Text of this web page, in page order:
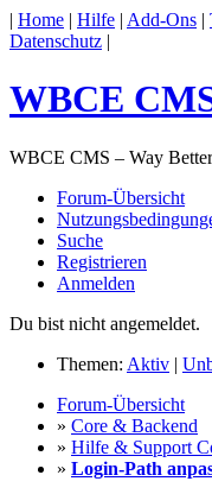
| Home | Hilfe | Add-Ons |
Datenschutz |
WBCE
WBCE CMS – Way
Forum-Übersicht
Suche
Registrieren
Anmelden
Du bist nicht angemeldet.
Themen: Aktiv |
Forum-Übersicht
» Core & Backend
» Hilfe & Support
» Login-Path